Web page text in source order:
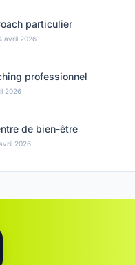
particulier
avril 2026
professionnel
2026
de bien-être
2026